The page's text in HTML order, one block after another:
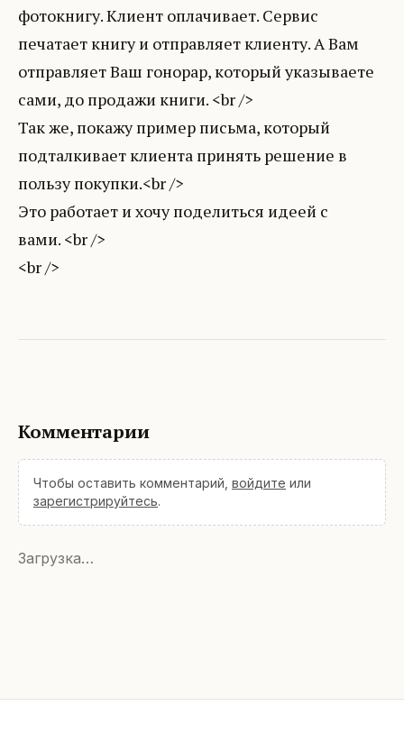
фотокнигу. Клиент оплачивает. Сервис
печатает книгу и отправляет клиенту. А Вам
отправляет Ваш гонорар, который указываете
сами, до продажи книги. <br />
Так же, покажу пример письма, который
подталкивает клиента принять решение в
пользу покупки.<br />
Это работает и хочу поделиться идеей с
вами. <br />
Комментарии
Чтобы оставить комментарий, войдите или
зарегистрируйтесь.
Загрузка…